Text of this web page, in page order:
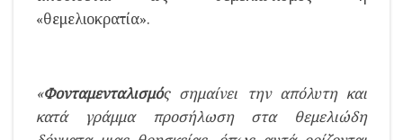
«θεμελιοκρατία».
«Φονταμενταλισμός σημαίνει την απόλυτη και
κατά γράμμα προσήλωση στα θεμελιώδη